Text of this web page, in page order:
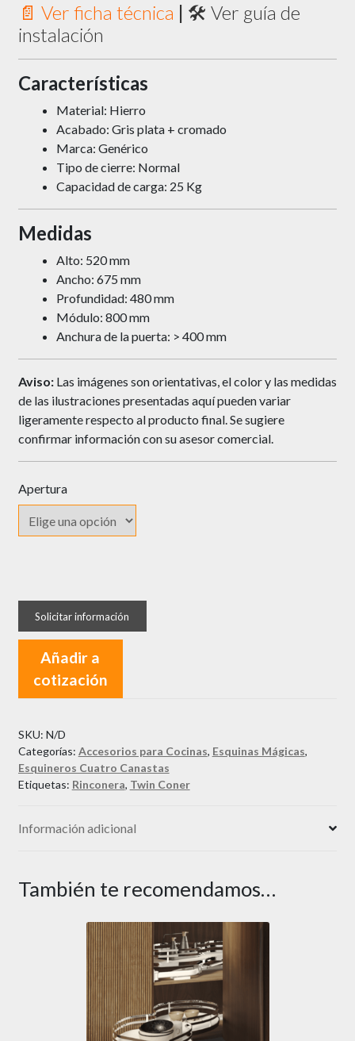
📄 Ver ficha técnica | 🛠 Ver guía de
instalación
Características
Material: Hierro
Acabado: Gris plata + cromado
Marca: Genérico
Tipo de cierre: Normal
Capacidad de carga: 25 Kg
Medidas
Alto: 520 mm
Ancho: 675 mm
Profundidad: 480 mm
Módulo: 800 mm
Anchura de la puerta: > 400 mm
Aviso: Las imágenes son orientativas, el color y las medidas
de las ilustraciones presentadas aquí pueden variar
ligeramente respecto al producto final. Se sugiere
confirmar información con su asesor comercial.
Apertura
Mágica
TFC
PTJ017E
cantidad
Añadir a
cotización
SKU: N/D
Categorías: Accesorios para Cocinas, Esquinas Mágicas,
Esquineros Cuatro Canastas
Etiquetas: Rinconera, Twin Coner
Información adicional
También te recomendamos…